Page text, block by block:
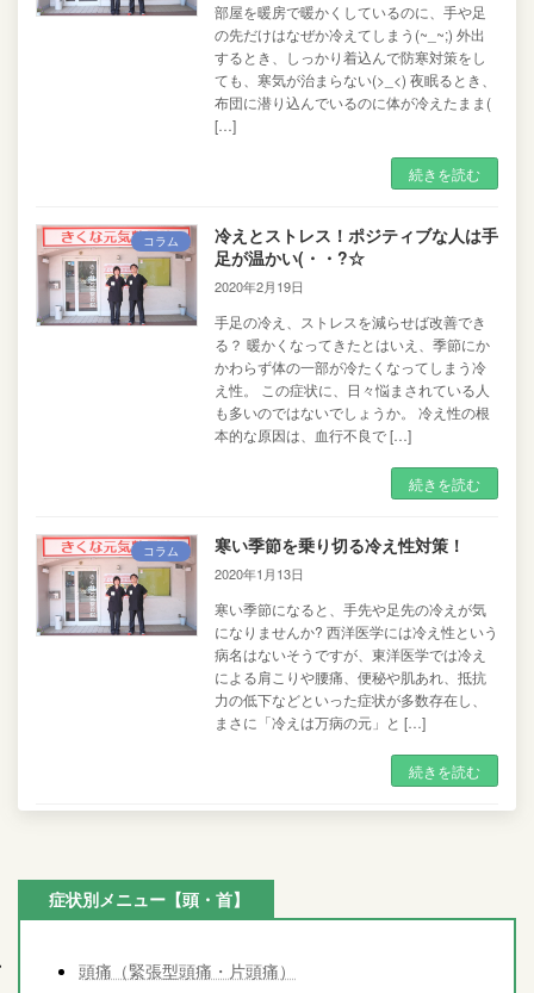
部屋を暖房で暖かくしているのに、手や足
の先だけはなぜか冷えてしまう(~_~;) 外出
するとき、しっかり着込んで防寒対策をし
ても、寒気が治まらない(>_<) 夜眠るとき、
布団に潜り込んでいるのに体が冷えたまま(
[…]
続きを読む
コラム
冷えとストレス！ポジティブな人は手
足が温かい(・・?☆
2020年2月19日
手足の冷え、ストレスを減らせば改善でき
る？ 暖かくなってきたとはいえ、季節にか
かわらず体の一部が冷たくなってしまう冷
え性。 この症状に、日々悩まされている人
も多いのではないでしょうか。 冷え性の根
本的な原因は、血行不良で […]
続きを読む
コラム 寒い季節を乗り切る冷え性対策！
2020年1月13日
寒い季節になると、手先や足先の冷えが気
になりませんか? 西洋医学には冷え性という
病名はないそうですが、東洋医学では冷え
による肩こりや腰痛、便秘や肌あれ、抵抗
力の低下などといった症状が多数存在し、
まさに「冷えは万病の元」と […]
続きを読む
症状別メニュー【頭・首】
頭痛（緊張型頭痛・片頭痛）